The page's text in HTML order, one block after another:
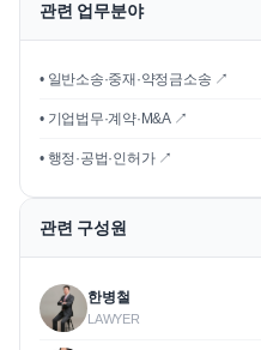
관련 업무분야
• 일반소송·중재·약정금소송 ↗
• 기업법무·계약·M&A ↗
• 행정·공법·인허가 ↗
관련 구성원
한병철
LAWYER